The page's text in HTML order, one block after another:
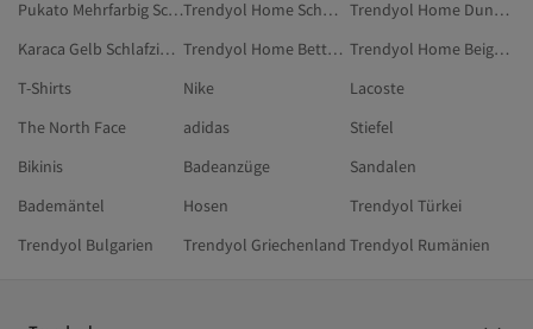
Pukato Mehrfarbig Schlafzimmertextilien
Trendyol Home Schwarz Bettlaken-Sets Für Einzelbetten
Trendyol Home Dunkelblau Bettwäsche-Set
Karaca Gelb Schlafzimmertextilien
Trendyol Home Bettbezug-Sets Für Einzelbetten
Trendyol Home Beige Bettlaken-Sets
T-Shirts
Nike
Lacoste
The North Face
adidas
Stiefel
Bikinis
Badeanzüge
Sandalen
Bademäntel
Hosen
Trendyol Türkei
Trendyol Bulgarien
Trendyol Griechenland Trendyol Rumänien